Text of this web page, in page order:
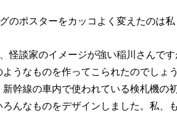
のポスターをカッコよく変えたのは私
怪談家のイメージが強い稲川さんで
うなものを作ってこられたのでしょ
新幹線の車内で使われている検札機の
ろんなものをデザインしました。私、